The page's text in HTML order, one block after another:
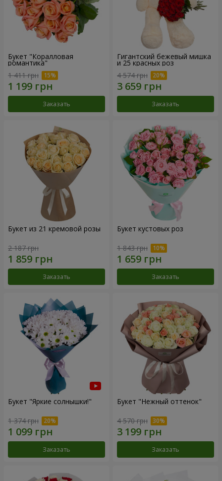
Букет "Коралловая
романтика"
1 411 грн
Заказать
Гигантский бежевый мишка
и 25 красных роз
4 574 грн
Заказать
Букет из 21 кремовой розы
2 187 грн
Заказать
Букет кустовых роз
1 843 грн
Заказать
Букет "Яркие солнышки!"
1 374 грн
Заказать
Букет "Нежный оттенок"
4 570 грн
Заказать